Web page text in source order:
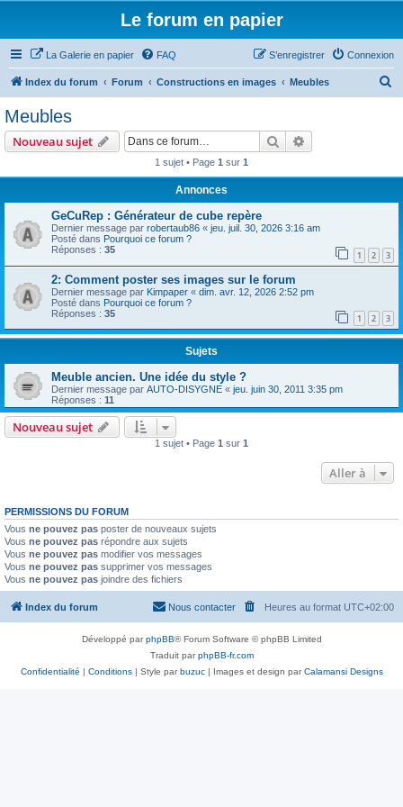
Le forum en papier
La Galerie en papier FAQ Connexion
S’enregistrer
Index du forum Forum Constructions en images Meubles
Meubles
Nouveau sujet Rechercher
1 sujet • Page 1 sur 1
Annonces
GeCuRep : Générateur de cube repère
Dernier message par robertaub86 « jeu. juil. 30, 2026 3:16 am
Posté dans Pourquoi ce forum ?
Réponses : 35 1 2 3
2: Comment poster ses images sur le forum
Dernier message par Kimpaper « dim. avr. 12, 2026 2:52 pm
Posté dans Pourquoi ce forum ?
Réponses : 35 1 2 3
Sujets
Meuble ancien. Une idée du style ?
Dernier message par AUTO-DISYGNE « jeu. juin 30, 2011 3:35 pm
Réponses : 11
Nouveau sujet
1 sujet • Page 1 sur 1
Aller à
PERMISSIONS DU FORUM
Vous ne pouvez pas poster de nouveaux sujets
Vous ne pouvez pas répondre aux sujets
Vous ne pouvez pas modifier vos messages
Vous ne pouvez pas supprimer vos messages
Vous ne pouvez pas joindre des fichiers
Index du forum Heures au format UTC+02:00
Nous contacter
Développé parphpBB® Forum Software © phpBB Limited
Traduit parphpBB-fr.com
Confidentialité | Conditions| Style parbuzuc| Images et design parCalamansi Designs